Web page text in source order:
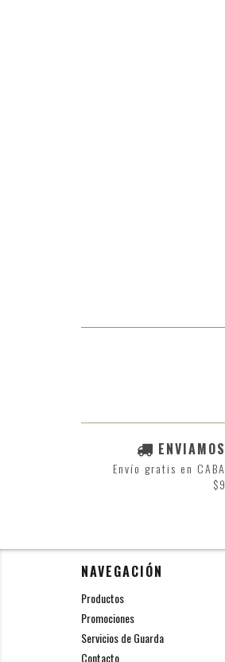
Envío gratis en
NAVEGACIÓN
Productos
Promociones
Servicios de Guarda
Contacto